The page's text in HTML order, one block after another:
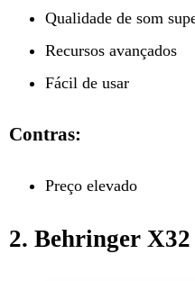
Qualidade de som
Recursos avançados
Fácil de usar
Contras:
Preço elevado
2. Behringer X32